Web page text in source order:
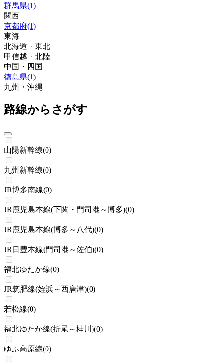
群馬県(1)
関西
京都府(1)
東海
北海道・東北
甲信越・北陸
中国・四国
徳島県(1)
九州・沖縄
路線からさがす
山陽新幹線(0)
九州新幹線(0)
JR博多南線(0)
JR鹿児島本線(下関・門司港～博多)(0)
JR鹿児島本線(博多～八代)(0)
JR日豊本線(門司港～佐伯)(0)
福北ゆたか線(0)
JR筑肥線(姪浜～西唐津)(0)
若松線(0)
福北ゆたか線(折尾～桂川)(0)
ゆふ高原線(0)